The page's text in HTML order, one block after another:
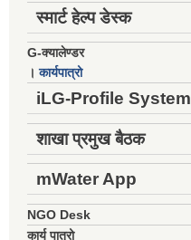
स्मार्ट हेल्प डेस्क
G-क्यालेण्डर
।कार्यपात्रो
iLG-Profile System
शाखा प्रमुख बैठक
mWater App
NGO Desk
कार्य पात्रो